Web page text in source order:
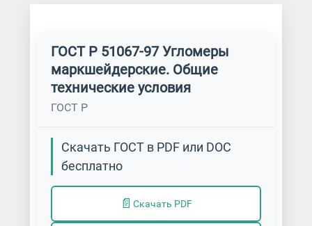
ГОСТ Р 51067-97 Угломеры
маркшейдерские. Общие
технические условия
ГОСТ Р
Скачать ГОСТ в PDF или DOC
бесплатно
📄 Скачать PDF